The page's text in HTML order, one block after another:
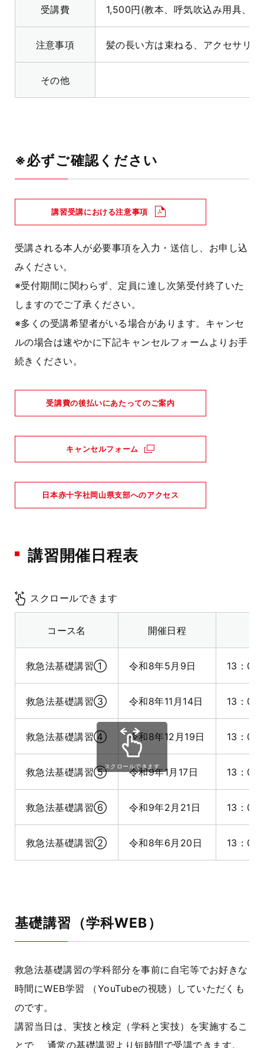
受講費 1,500円(教本、呼気吹込み用具、
注意事項 髪の長い方は束ねる、アクセサリ
その他
※必ずご確認ください
講習受講における注意事項
受講される本人が必要事項を入力・送信し、お申し込
みください。
※受付期間に関わらず、定員に達し次第受付終了いた
しますのでご了承ください。
※多くの受講希望者がいる場合があります。キャンセ
ルの場合は速やかに下記キャンセルフォームよりお手
続きください。
受講費の後払いにあたってのご案内
キャンセルフォーム
日本赤十字社岡山県支部へのアクセス
講習開催日程表
コース名 開催日程
救急法基礎講習① 令和8年5月9日 13：00
救急法基礎講習③ 令和8年11月14日 13：00
救急法基礎講習④ 令和8年12月19日 13：00
救急法基礎講習⑤ 令和9年1月17日 13：00
救急法基礎講習⑥ 令和9年2月21日 13：00
救急法基礎講習② 令和8年6月20日 13：00
スクロールできます
スクロールできます
基礎講習（学科WEB）
救急法基礎講習の学科部分を事前に自宅等でお好きな
時間にWEB学習 （YouTubeの視聴）していただくも
のです。
講習当日は、実技と検定（学科と実技）を実施するこ
とで、 通常の基礎講習より短時間で受講できます。